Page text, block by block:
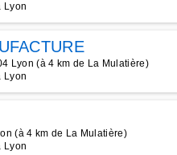
Lyon
Lyon (à 4 km de La Mulatière)
Lyon
(à 4 km de La Mulatière)
Lyon